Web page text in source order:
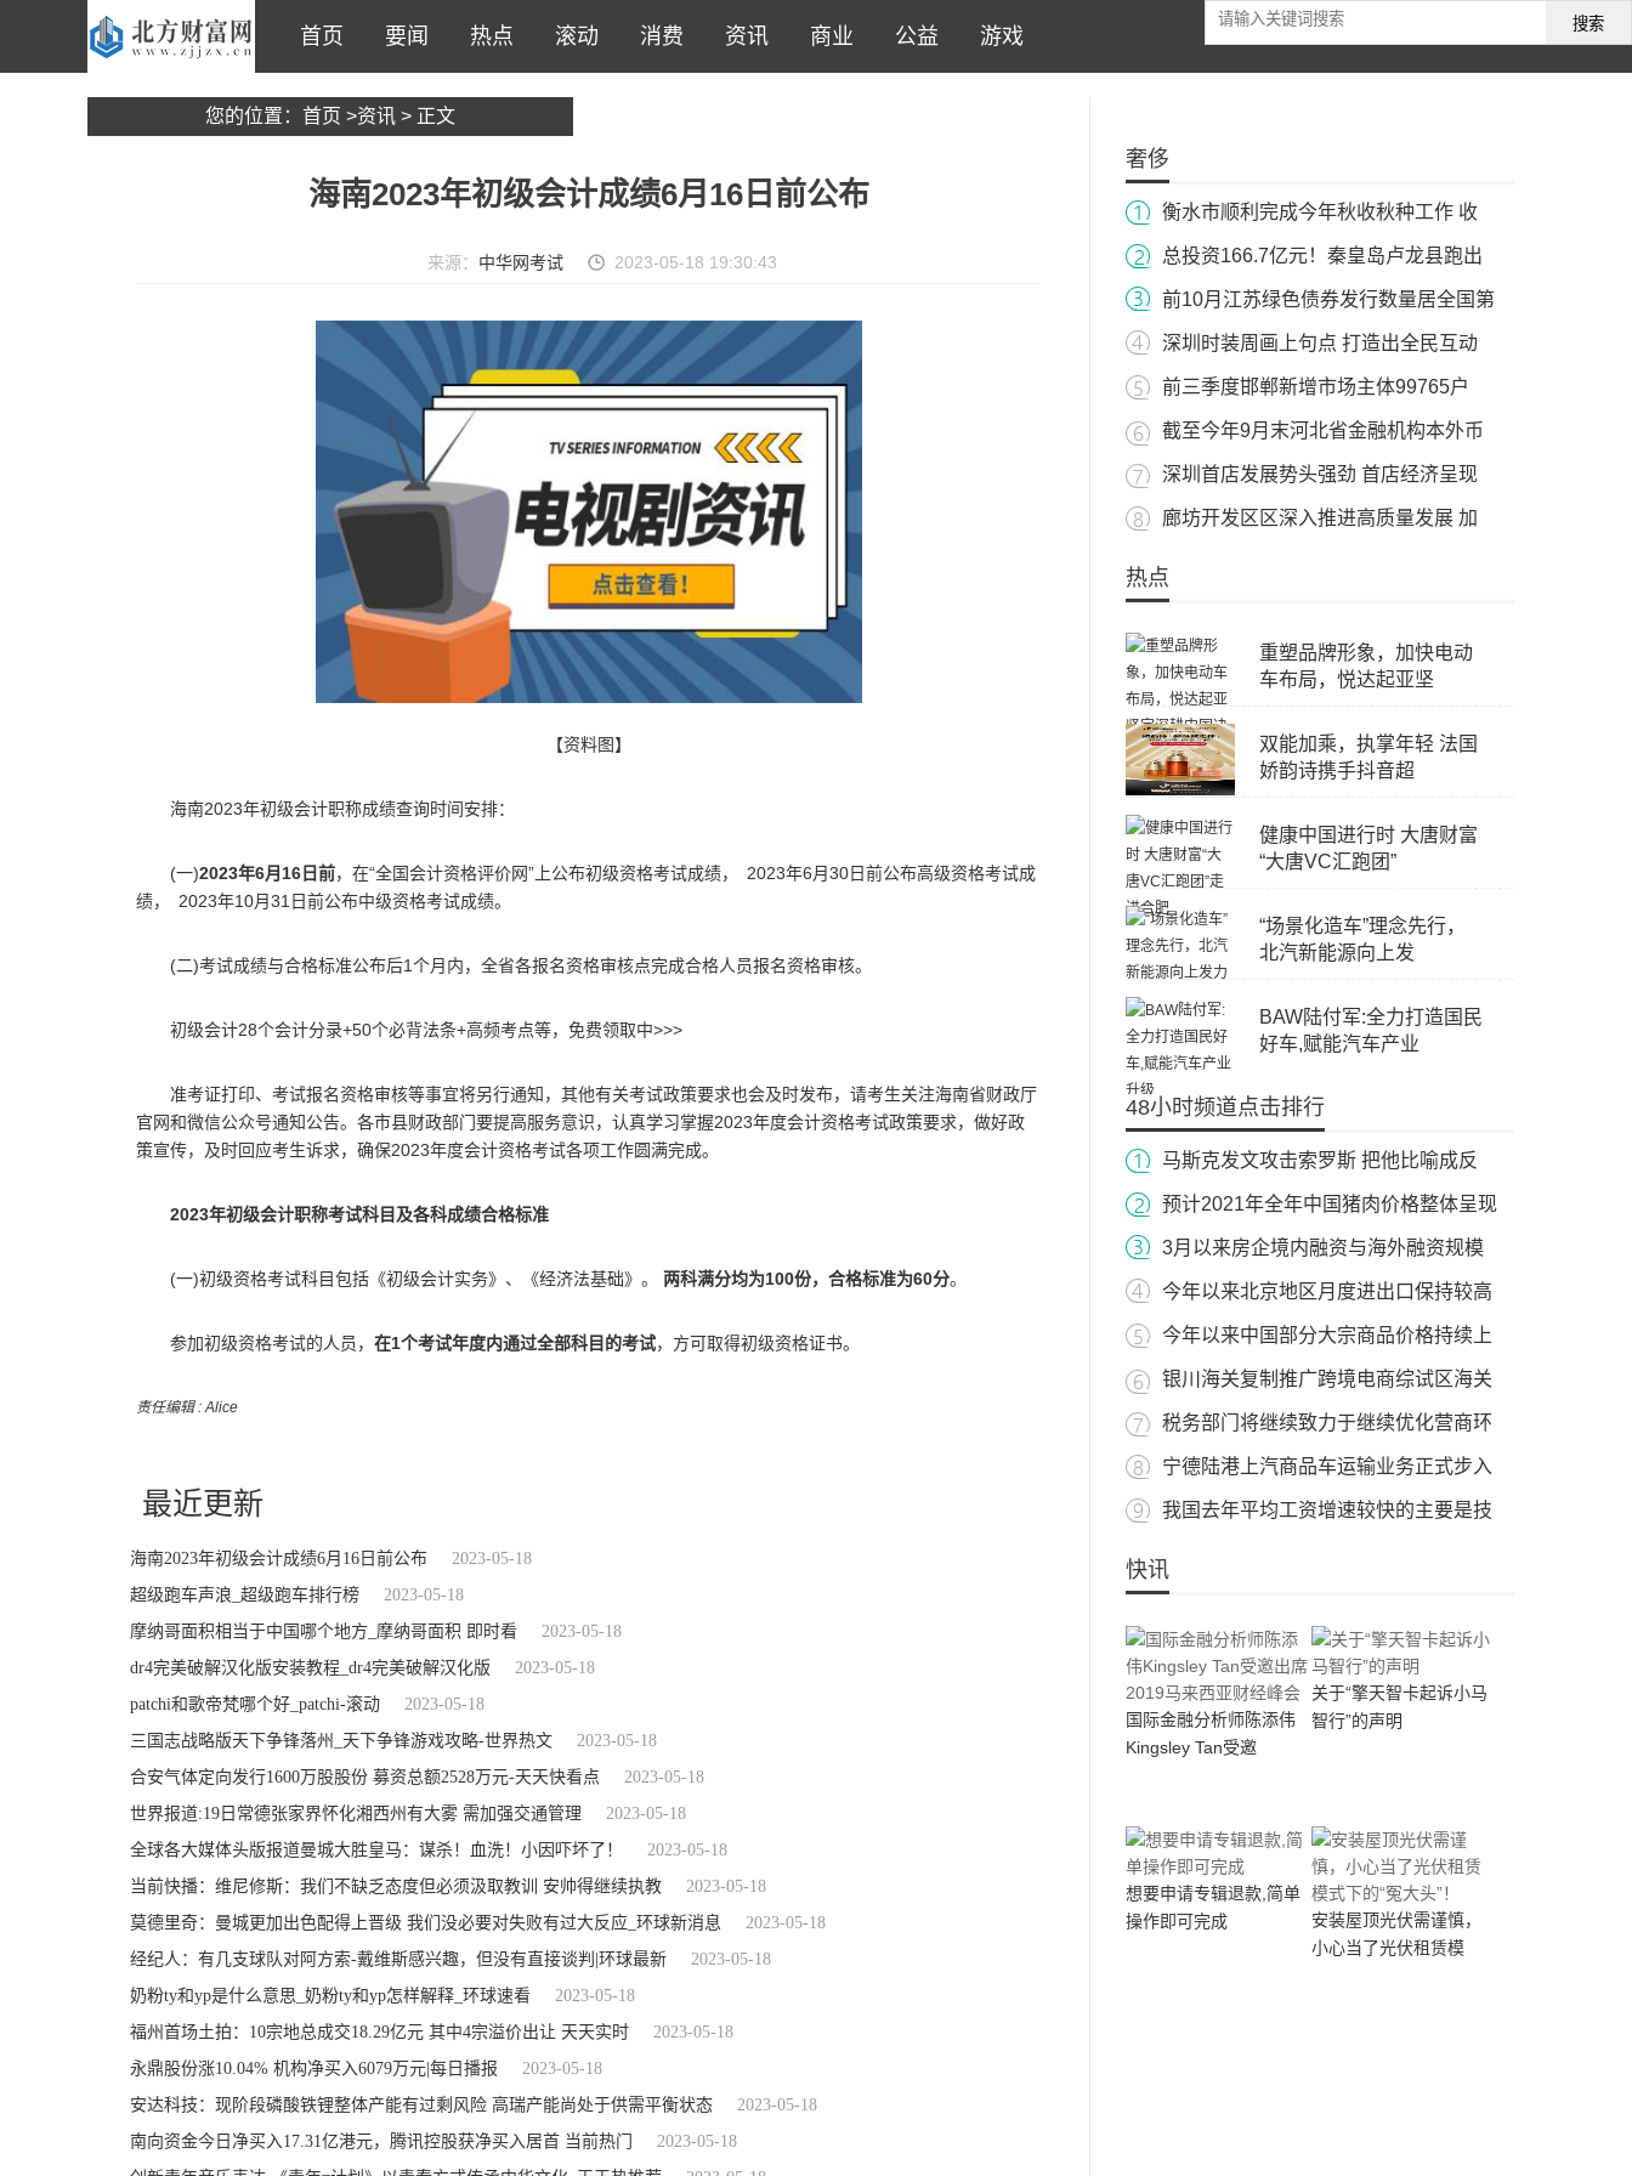
首页 要闻 热点 滚动 消费 资讯 商业 公益 游戏
搜索
您的位置： 首页 >资讯 > 正文
海南2023年初级会计成绩6月16日前公布
来源： 中华网考试 2023-05-18 19:30:43
【资料图】
海南2023年初级会计职称成绩查询时间安排：
(一)2023年6月16日前，在“全国会计资格评价网”上公布初级资格考试成绩， 2023年6月30日前公布高级资格考试成
绩， 2023年10月31日前公布中级资格考试成绩。
(二)考试成绩与合格标准公布后1个月内，全省各报名资格审核点完成合格人员报名资格审核。
初级会计28个会计分录+50个必背法条+高频考点等，免费领取中>>>
准考证打印、考试报名资格审核等事宜将另行通知，其他有关考试政策要求也会及时发布，请考生关注海南省财政厅
官网和微信公众号通知公告。各市县财政部门要提高服务意识，认真学习掌握2023年度会计资格考试政策要求，做好政
策宣传，及时回应考生诉求，确保2023年度会计资格考试各项工作圆满完成。
2023年初级会计职称考试科目及各科成绩合格标准
(一)初级资格考试科目包括《初级会计实务》、《经济法基础》。 两科满分均为100份，合格标准为60分。
参加初级资格考试的人员， 在1个考试年度内通过全部科目的考试，方可取得初级资格证书。
责任编辑 : Alice
最近更新
海南2023年初级会计成绩6月16日前公布
2023-05-18
超级跑车声浪_超级跑车排行榜
2023-05-18
摩纳哥面积相当于中国哪个地方_摩纳哥面积 即时看
2023-05-18
dr4完美破解汉化版安装教程_dr4完美破解汉化版
2023-05-18
patchi和歌帝梵哪个好_patchi-滚动
2023-05-18
三国志战略版天下争锋落州_天下争锋游戏攻略-世界热文
2023-05-18
合安气体定向发行1600万股股份 募资总额2528万元-天天快看点
2023-05-18
世界报道:19日常德张家界怀化湘西州有大雾 需加强交通管理
2023-05-18
全球各大媒体头版报道曼城大胜皇马：谋杀！血洗！小因吓坏了！
2023-05-18
当前快播：维尼修斯：我们不缺乏态度但必须汲取教训 安帅得继续执教
2023-05-18
莫德里奇：曼城更加出色配得上晋级 我们没必要对失败有过大反应_环球新消息
2023-05-18
经纪人：有几支球队对阿方索-戴维斯感兴趣，但没有直接谈判|环球最新
2023-05-18
奶粉ty和yp是什么意思_奶粉ty和yp怎样解释_环球速看
2023-05-18
福州首场土拍：10宗地总成交18.29亿元 其中4宗溢价出让 天天实时
2023-05-18
永鼎股份涨10.04% 机构净买入6079万元|每日播报
2023-05-18
安达科技：现阶段磷酸铁锂整体产能有过剩风险 高瑞产能尚处于供需平衡状态
2023-05-18
南向资金今日净买入17.31亿港元，腾讯控股获净买入居首 当前热门
2023-05-18
奢侈
衡水市顺利完成今年秋收秋种工作 收
总投资166.7亿元！秦皇岛卢龙县跑出
前10月江苏绿色债券发行数量居全国第
深圳时装周画上句点 打造出全民互动
前三季度邯郸新增市场主体99765户
截至今年9月末河北省金融机构本外币
深圳首店发展势头强劲 首店经济呈现
廊坊开发区区深入推进高质量发展 加
热点
重塑品牌形象，加快电动
车布局，悦达起亚坚
双能加乘，执掌年轻 法国
娇韵诗携手抖音超
健康中国进行时 大唐财富
“大唐VC汇跑团”
“场景化造车”理念先行，
北汽新能源向上发
BAW陆付军:全力打造国民
好车,赋能汽车产业
48小时频道点击排行
马斯克发文攻击索罗斯 把他比喻成反
预计2021年全年中国猪肉价格整体呈现
3月以来房企境内融资与海外融资规模
今年以来北京地区月度进出口保持较高
今年以来中国部分大宗商品价格持续上
银川海关复制推广跨境电商综试区海关
税务部门将继续致力于继续优化营商环
宁德陆港上汽商品车运输业务正式步入
我国去年平均工资增速较快的主要是技
快讯
国际金融分析师陈添伟
Kingsley Tan受邀
关于“擎天智卡起诉小马
智行”的声明
想要申请专辑退款,简单
操作即可完成
安装屋顶光伏需谨慎，
小心当了光伏租赁模